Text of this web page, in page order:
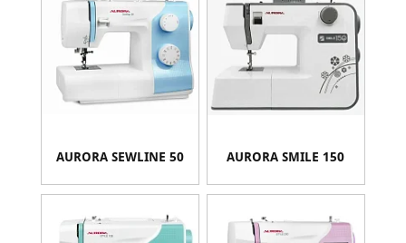
AURORA SEWLINE 50 AURORA SMILE 150